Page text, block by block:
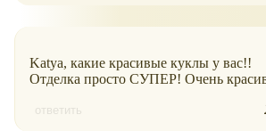
Katya, какие красивые куклы у вас!!
Отделка просто СУПЕР! Очень
ответить